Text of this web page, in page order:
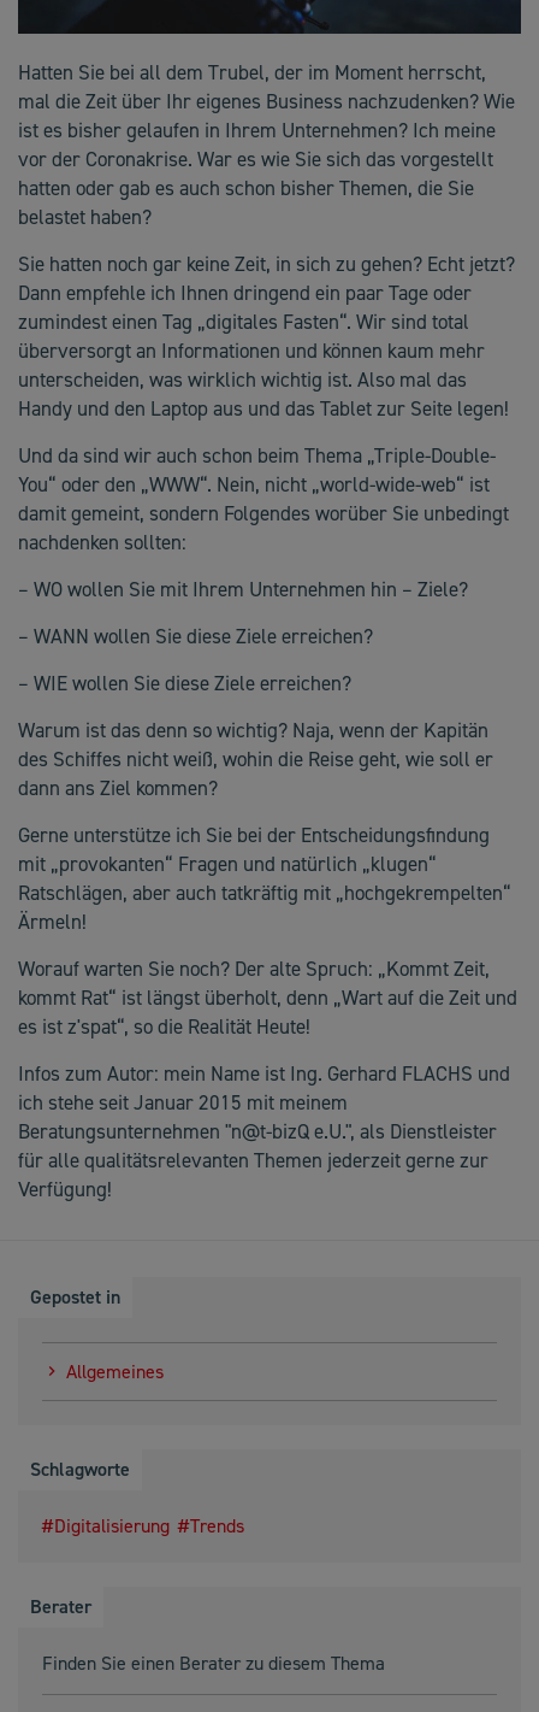
Hatten Sie bei all dem Trubel, der im Moment herrscht,
mal die Zeit über Ihr eigenes Business nachzudenken? Wie
ist es bisher gelaufen in Ihrem Unternehmen? Ich meine
vor der Coronakrise. War es wie Sie sich das vorgestellt
hatten oder gab es auch schon bisher Themen, die Sie
belastet haben?
Sie hatten noch gar keine Zeit, in sich zu gehen? Echt jetzt?
Dann empfehle ich Ihnen dringend ein paar Tage oder
zumindest einen Tag „digitales Fasten“. Wir sind total
überversorgt an Informationen und können kaum mehr
unterscheiden, was wirklich wichtig ist. Also mal das
Handy und den Laptop aus und das Tablet zur Seite legen!
Und da sind wir auch schon beim Thema „Triple-Double-
You“ oder den „WWW“. Nein, nicht „world-wide-web“ ist
damit gemeint, sondern Folgendes worüber Sie unbedingt
nachdenken sollten:
– WO wollen Sie mit Ihrem Unternehmen hin – Ziele?
– WANN wollen Sie diese Ziele erreichen?
– WIE wollen Sie diese Ziele erreichen?
Warum ist das denn so wichtig? Naja, wenn der Kapitän
des Schiffes nicht weiß, wohin die Reise geht, wie soll er
dann ans Ziel kommen?
Gerne unterstütze ich Sie bei der Entscheidungsfindung
mit „provokanten“ Fragen und natürlich „klugen“
Ratschlägen, aber auch tatkräftig mit „hochgekrempelten“
Ärmeln!
Worauf warten Sie noch? Der alte Spruch: „Kommt Zeit,
kommt Rat“ ist längst überholt, denn „Wart auf die Zeit und
es ist z'spat“, so die Realität Heute!
Infos zum Autor: mein Name ist Ing. Gerhard FLACHS und
ich stehe seit Januar 2015 mit meinem
Beratungsunternehmen "n@t-bizQ e.U.", als Dienstleister
für alle qualitätsrelevanten Themen jederzeit gerne zur
Verfügung!
Gepostet in
Allgemeines
Schlagworte
Digitalisierung Trends
Berater
Finden Sie einen Berater zu diesem Thema